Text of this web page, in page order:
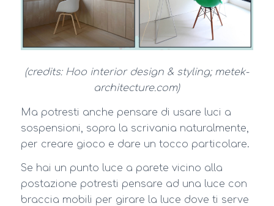
(credits: Hoo interior design & styling; metek-
architecture.com)
Ma potresti anche pensare di usare luci a
sospensioni, sopra la scrivania naturalmente,
per creare gioco e dare un tocco particolare.
Se hai un punto luce a parete vicino alla
postazione potresti pensare ad una luce con
braccia mobili per girare la luce dove ti serve